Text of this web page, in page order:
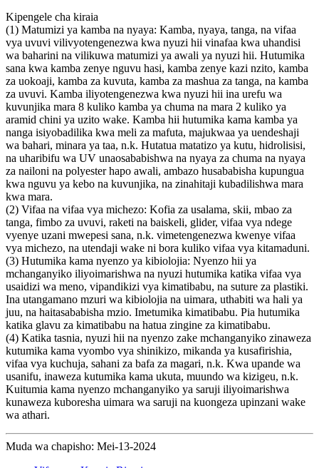
Kipengele cha kiraia
(1) Matumizi ya kamba na nyaya: Kamba, nyaya, tanga, na vifaa
vya uvuvi vilivyotengenezwa kwa nyuzi hii vinafaa kwa uhandisi
wa baharini na vilikuwa matumizi ya awali ya nyuzi hii. Hutumika
sana kwa kamba zenye nguvu hasi, kamba zenye kazi nzito, kamba
za uokoaji, kamba za kuvuta, kamba za mashua za tanga, na kamba
za uvuvi. Kamba iliyotengenezwa kwa nyuzi hii ina urefu wa
kuvunjika mara 8 kuliko kamba ya chuma na mara 2 kuliko ya
aramid chini ya uzito wake. Kamba hii hutumika kama kamba ya
nanga isiyobadilika kwa meli za mafuta, majukwaa ya uendeshaji
wa bahari, minara ya taa, n.k. Hutatua matatizo ya kutu, hidrolisisi,
na uharibifu wa UV unaosababishwa na nyaya za chuma na nyaya
za nailoni na polyester hapo awali, ambazo husababisha kupungua
kwa nguvu ya kebo na kuvunjika, na zinahitaji kubadilishwa mara
kwa mara.
(2) Vifaa na vifaa vya michezo: Kofia za usalama, skii, mbao za
tanga, fimbo za uvuvi, raketi na baiskeli, glider, vifaa vya ndege
vyenye uzani mwepesi sana, n.k. vimetengenezwa kwenye vifaa
vya michezo, na utendaji wake ni bora kuliko vifaa vya kitamaduni.
(3) Hutumika kama nyenzo ya kibiolojia: Nyenzo hii ya
mchanganyiko iliyoimarishwa na nyuzi hutumika katika vifaa vya
usaidizi wa meno, vipandikizi vya kimatibabu, na suture za plastiki.
Ina utangamano mzuri wa kibiolojia na uimara, uthabiti wa hali ya
juu, na haitasababisha mzio. Imetumika kimatibabu. Pia hutumika
katika glavu za kimatibabu na hatua zingine za kimatibabu.
(4) Katika tasnia, nyuzi hii na nyenzo zake mchanganyiko zinaweza
kutumika kama vyombo vya shinikizo, mikanda ya kusafirishia,
vifaa vya kuchuja, sahani za bafa za magari, n.k. Kwa upande wa
usanifu, inaweza kutumika kama ukuta, muundo wa kizigeu, n.k.
Kuitumia kama nyenzo mchanganyiko ya saruji iliyoimarishwa
kunaweza kuboresha uimara wa saruji na kuongeza upinzani wake
wa athari.
Muda wa chapisho: Mei-13-2024